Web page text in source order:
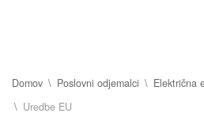
Domov Poslovni odjemalci Električna
Uredbe EU